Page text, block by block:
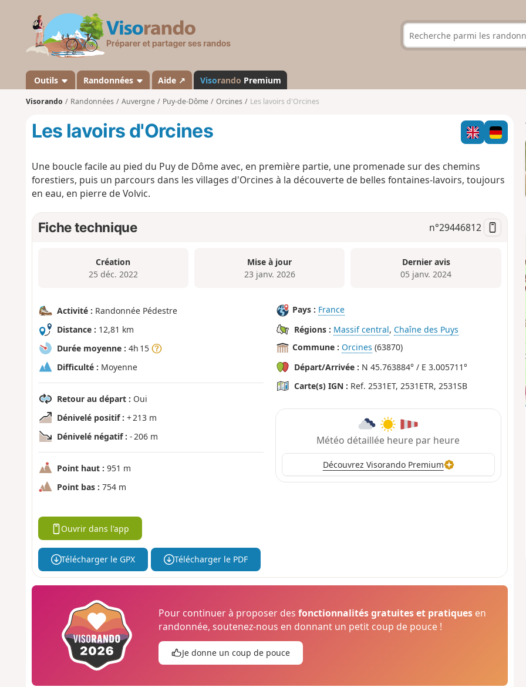
s
a
n
d
Outils Randonnées Aide ↗ Visorando Premium
Visorando Randonnées Auvergne Puy-de-Dôme Orcines Les lavoirs d'Orcines
Les lavoirs d'Orcines
Une boucle facile au pied du Puy de Dôme avec, en première partie, une promenade sur des chemins
forestiers, puis un parcours dans les villages d'Orcines à la découverte de belles fontaines-lavoirs, toujours
en eau, en pierre de Volvic.
Fiche technique n°29446812
Création
25 déc. 2022
Mise à jour
23 janv. 2026
Dernier avis
05 janv. 2024
Activité : Randonnée Pédestre
Distance : 12,81 km
Durée moyenne : 4h 15
Difficulté : Moyenne
Retour au départ : Oui
Dénivelé positif : + 213 m
Dénivelé négatif : - 206 m
Point haut : 951 m
Point bas : 754 m
Pays : France
Régions : Massif central, Chaîne des Puys
Commune : Orcines (63870)
Départ/Arrivée : N 45.763884° / E 3.005711°
Carte(s) IGN : Ref. 2531ET, 2531ETR, 2531SB
Météo détaillée heure par heure
Découvrez Visorando Premium
Ouvrir dans l'app
Télécharger le GPX Télécharger le PDF
Pour continuer à proposer desfonctionnalités gratuites et pratiques en
randonnée, soutenez-nous en donnant un petit coup de pouce !
Je donne un coup de pouce